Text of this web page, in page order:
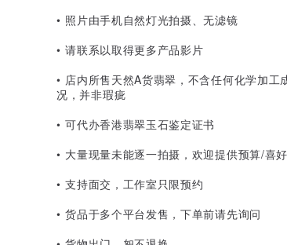
• 照片由手机自然灯光拍摄、无滤镜
• 请联系以取得更多产品影片
• 店内所售天然A货翡翠，不含任何化学加
况，并非瑕疵
• 可代办香港翡翠玉石鉴定证书
• 大量现量未能逐一拍摄，欢迎提供预算/喜
• 支持面交，工作室只限预约
• 货品于多个平台发售，下单前请先询问